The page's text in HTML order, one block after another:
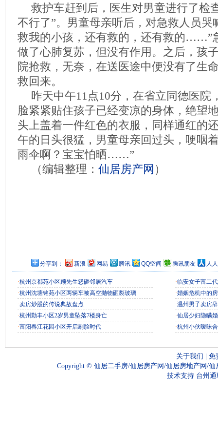
救护车赶到后，医生对男童进行了检
不行了”。男童母亲听后，对急救人员哭
救我的小孩，还有救的，还有救的……”
做了心肺复苏，但没有作用。之后，孩
院抢救，无奈，在送医途中便没有了生
救回来。
昨天中午11点10分，在省立同德医院
脸紧紧贴住孩子已经变凉的身体，绝望
头上盖着一件红色的衣服，同样通红的
午的日头很猛，男童母亲回过头，哽咽
雨伞啊？宝宝怕晒……”
（编辑整理： 仙居房产网 ）
分享到： 新浪 网易 腾讯 QQ空间 腾讯朋友 人
·杭州京都苑小区顾先生怒砸邻居汽车
·杭州沈塘铭苑小区两辆车被高空抛物砸裂玻璃
·卖房炒股的传说典故盘点
·杭州勤丰小区2岁男童坠落7楼身亡
·富阳春江花园小区开启刷脸时代
·临安女子富二
·婚姻危机中的
·温州男子卖房
·仙居少妇隐瞒
·杭州小伙暧昧
关于我们
免
Copyright © 仙居二手房/仙居房产网/仙居房地产网/
技术支持 台州